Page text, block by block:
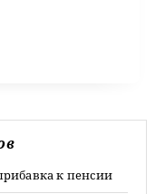
к пенсии